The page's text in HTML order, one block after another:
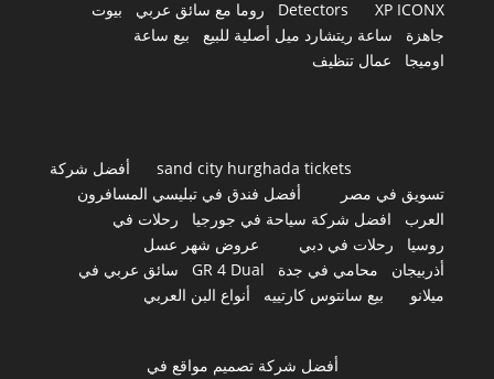
Detectors
XP ICONX روما مع سائق عربي
بيوت
جاهزة
ساعة ريتشارد ميل أصلية للبيع
بيع ساعة
اوميجا
عمال تنظيف
sand city hurghada tickets
أفضل شركة
تسويق في مصر
أفضل فندق في تبليسي المسافرون
العرب
افضل شركة سياحة في جورجيا
رحلات في
روسيا
رحلات في دبي
عروض شهر عسل
أذربيجان
محامي في جدة GR 4 Dual
سائق عربي في
ميلانو
بيع سانتوس كارتييه أنواع البن العربي
أفضل شركة تصميم مواقع في